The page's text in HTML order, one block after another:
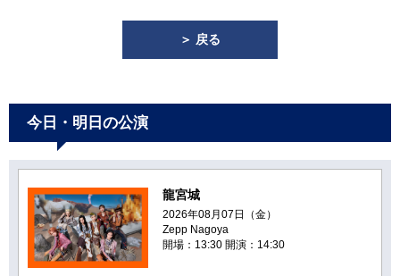
＞ 戻る
今日・明日の公演
龍宮城
2026年08月07日（金）
Zepp Nagoya
開場：13:30 開演：14:30